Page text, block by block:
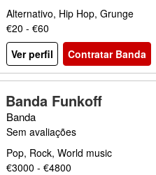
Alternativo, Hip Hop, Grunge
€20 - €60
Ver perfil
Contratar Banda
Banda Funkoff
Banda
Sem avaliações
Pop, Rock, World music
€3000 - €4800